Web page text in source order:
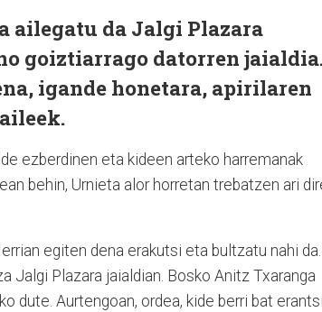
ailegatu da Jalgi Plazara
goiztiarrago datorren
igande honetara, apirilaren
ezberdinen eta kideen arteko harremanak
behin, Urnieta alor horretan trebatzen ari
egiten dena erakutsi eta bultzatu nahi da.
Jalgi Plazara jaialdian. Bosko Anitz Txaranga
dute. Aurtengoan, ordea, kide berri bat erantsi